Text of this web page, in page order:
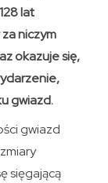
lat
niczym
okazuje się,
gwiazd.
gwiazd
sięgającą